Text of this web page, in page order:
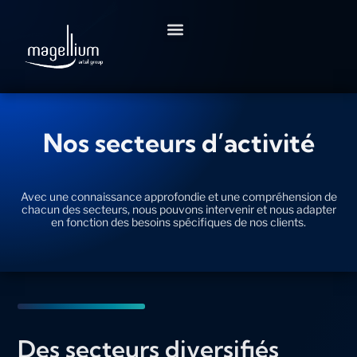
Nos secteurs d’activité
Avec une connaissance approfondie et une compréhension de
chacun des secteurs, nous pouvons intervenir et nous adapter
en fonction des besoins spécifiques de nos clients.
Des secteurs diversifiés